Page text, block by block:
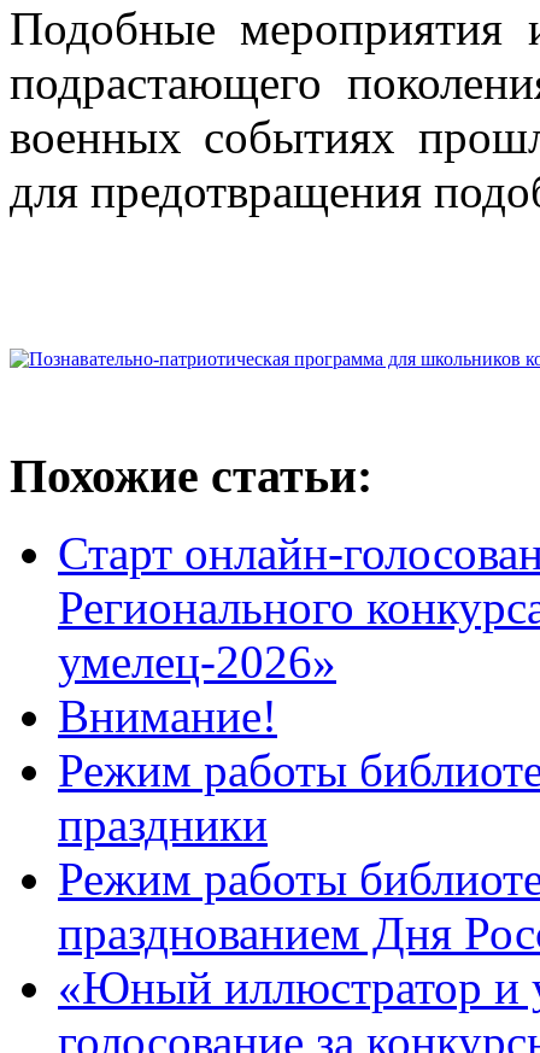
Подобные
подрастающего
военных событиях
для предотвращения
Похожие статьи:
Старт онлайн-
Регионального
умелец-2026»
Внимание!
Режим работы
праздники
Режим работы
празднованием Дня
«Юный иллюстратор и
голосование за